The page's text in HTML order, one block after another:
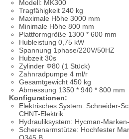
Modell: MK300
Tragfähigkeit 240 kg
Maximale Höhe 3000 mm
Minimale Höhe 800 mm
Plattformgröße 1300 * 600 mm
Hubleistung 0,75 kW
Spannung 1phase/220V/50HZ
Hubzeit 30s
Zylinder Ф80 (1 Stück)
Zahnradpumpe 4 ml/r
Gesamtgewicht 450 kg
Abmessung 1350 * 940 * 800 mm
Konfigurationen:
Elektrisches System: Schneider-
CHNT-Elektrik
Hydrauliksystem: Hycman-
Scherenarmstütze: Hochfester